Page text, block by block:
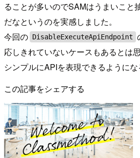
ることが多いのでSAMはうまいこと
だなというのを実感しました。
今回の DisableExecuteApiEndpoint
応しきれていないケースもあるとは
シンプルにAPIを表現できるようにな
この記事をシェアする